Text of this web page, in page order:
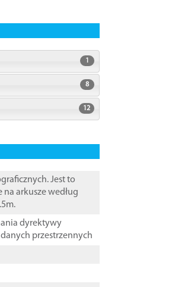
1
8
12
Jest to
arkusze według
dyrektywy
przestrzennych